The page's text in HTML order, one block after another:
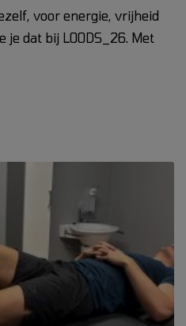
voor energie, vrijheid
je dat bij LOODS_26. Met